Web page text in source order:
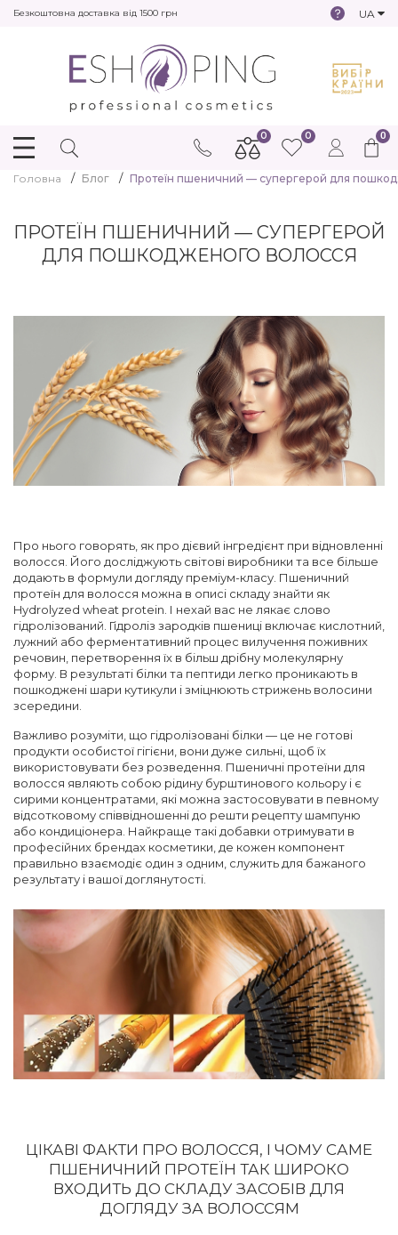
Безкоштовна доставка від 1500 грн UA
0
0 0
Головна Блог Протеїн пшеничний — супергерой для
ПРОТЕЇН ПШЕНИЧНИЙ — СУПЕРГЕРОЙ
ДЛЯ ПОШКОДЖЕНОГО ВОЛОССЯ
Про нього говорять, як про дієвий інгредієнт при відновленні
волосся. Його досліджують світові виробники та все більше
додають в формули догляду преміум-класу. Пшеничний
протеїн для волосся можна в описі складу знайти як
Hydrolyzed wheat protein. І нехай вас не лякає слово
гідролізований. Гідроліз зародків пшениці включає кислотний,
лужний або ферментативний процес вилучення поживних
речовин, перетворення їх в більш дрібну молекулярну
форму. В результаті білки та пептиди легко проникають в
пошкоджені шари кутикули і зміцнюють стрижень волосини
зсередини.
Важливо розуміти, що гідролізовані білки — це не готові
продукти особистої гігієни, вони дуже сильні, щоб їх
використовувати без розведення. Пшеничні протеїни для
волосся являють собою рідину бурштинового кольору і є
сирими концентратами, які можна застосовувати в певному
відсотковому співвідношенні до решти рецепту шампуню
або кондиціонера. Найкраще такі добавки отримувати в
професійних брендах косметики, де кожен компонент
правильно взаємодіє один з одним, служить для бажаного
результату і вашої доглянутості.
ЦІКАВІ ФАКТИ ПРО ВОЛОССЯ, І ЧОМУ САМЕ
ПШЕНИЧНИЙ ПРОТЕЇН ТАК ШИРОКО
ВХОДИТЬ ДО СКЛАДУ ЗАСОБІВ ДЛЯ
ДОГЛЯДУ ЗА ВОЛОССЯМ